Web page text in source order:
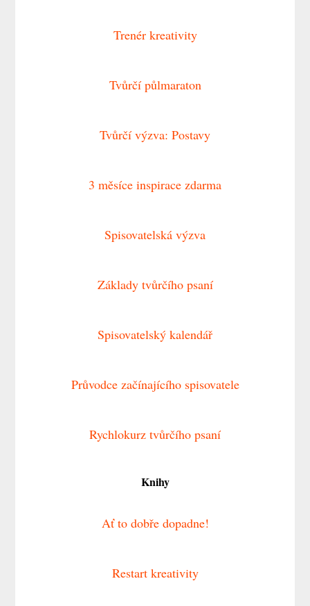
Trenér kreativity
Tvůrčí půlmaraton
Tvůrčí výzva: Postavy
3 měsíce inspirace zdarma
Spisovatelská výzva
Základy tvůrčího psaní
Spisovatelský kalendář
Průvodce začínajícího spisovatele
Rychlokurz tvůrčího psaní
Knihy
Ať to dobře dopadne!
Restart kreativity